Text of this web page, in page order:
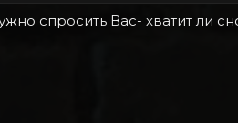
спросить Вас- хватит ли